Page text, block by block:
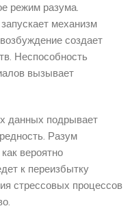
режим разума.
механизм
создает
Неспособность
вызывает
данных подрывает
Разум
вероятно
к переизбытку
стрессовых процессов